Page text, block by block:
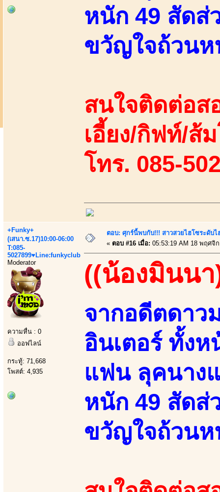
หนัก 49 สัดส่
ขวัญใจถ้วนห
สนใจติดต่อส
เอี้ยง/กิฟท์/ส้
โทร. 085-
+Funky+
(เสนา.ซ.17)10:00-06:00
T:085-
5027899♥Line:funkyclub
Moderator
ความหื่น : 0
ออฟไลน์
กระทู้: 71,668
โพสต์: 4,935
ตอบ: ศุกร์นี้พบกับ!!! สาวสวยไฮโซระดับไ
« ตอบ #16 เมื่อ: 05:53:19 AM 18 พฤศจิ
((น้องมินนา
จากอดีตดาว
อินเตอร์ ทั้งห
แฟน ลุคนาง
หนัก 49 สัดส่
ขวัญใจถ้วนห